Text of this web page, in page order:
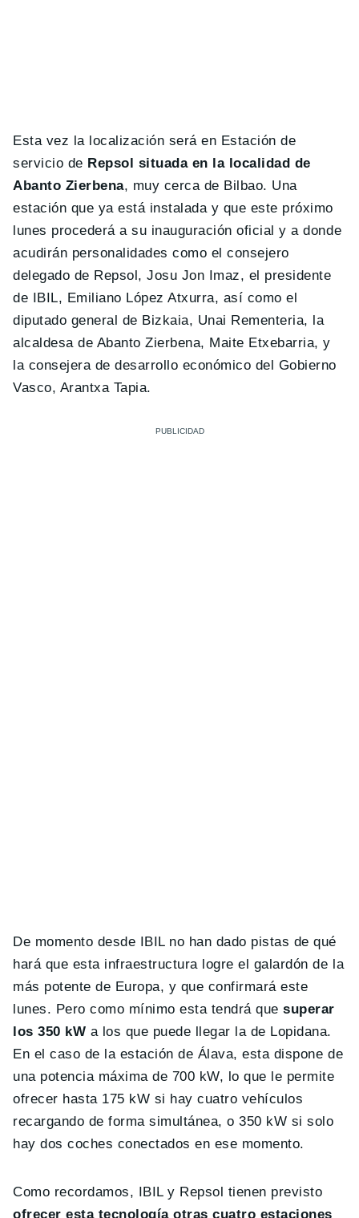
Esta vez la localización será en Estación de
servicio de Repsol situada en la localidad de
Abanto Zierbena, muy cerca de Bilbao. Una
estación que ya está instalada y que este próximo
lunes procederá a su inauguración oficial y a donde
acudirán personalidades como el consejero
delegado de Repsol, Josu Jon Imaz, el presidente
de IBIL, Emiliano López Atxurra, así como el
diputado general de Bizkaia, Unai Rementeria, la
alcaldesa de Abanto Zierbena, Maite Etxebarria, y
la consejera de desarrollo económico del Gobierno
Vasco, Arantxa Tapia.
De momento desde IBIL no han dado pistas de qué
hará que esta infraestructura logre el galardón de la
más potente de Europa, y que confirmará este
lunes. Pero como mínimo esta tendrá quesuperar
los 350 kW a los que puede llegar la de Lopidana.
En el caso de la estación de Álava, esta dispone de
una potencia máxima de 700 kW, lo que le permite
ofrecer hasta 175 kW si hay cuatro vehículos
recargando de forma simultánea, o 350 kW si solo
hay dos coches conectados en ese momento.
Como recordamos, IBIL y Repsol tienen previsto
ofrecer esta tecnología otras cuatro estaciones